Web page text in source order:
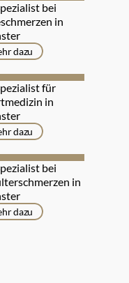
bei
in
dazu
für
in
dazu
bei
in
dazu